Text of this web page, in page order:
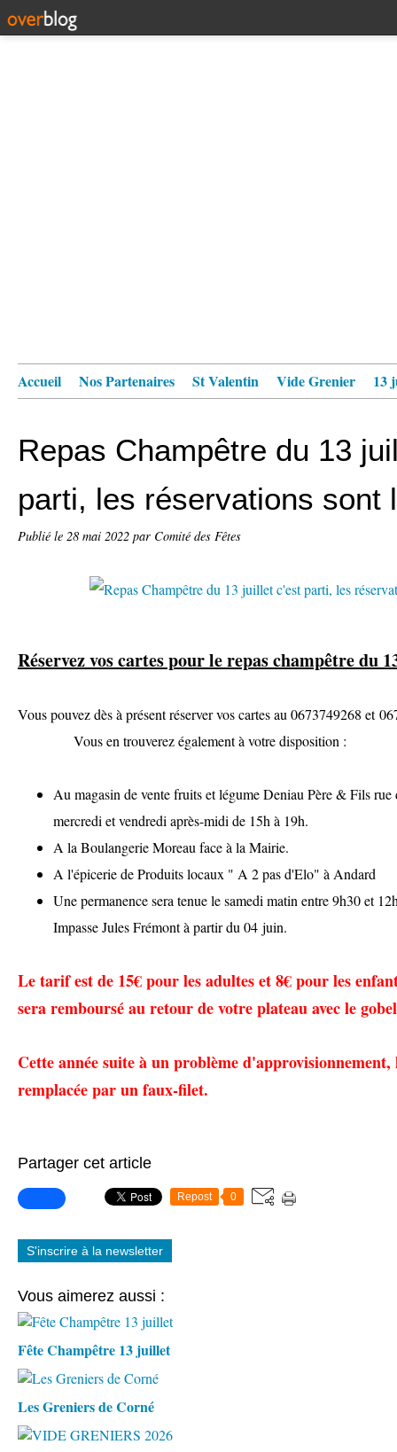
Accueil Nos Partenaires St Valentin Vide Grenier 13
Repas Champêtre du 13
parti, les réservations sont
Publié le 28 mai 2022 par Comité des Fêtes
Réservez vos cartes pour le repas champêtre du
Vous pouvez dès à présent réserver vos cartes au
Vous en trouverez également à votre disposition :
Au magasin de vente fruits et légume Deniau Père & Fils
mercredi et vendredi après-midi de 15h à 19h.
A la Boulangerie Moreau face à la Mairie.
A l'épicerie de Produits locaux " A 2 pas d'Elo" à Andard
Une permanence sera tenue le samedi matin entre 9h30 et
Impasse Jules Frémont à partir du 04 juin.
Le tarif est de 15€ pour les adultes et 8€ pour les
sera remboursé au retour de votre plateau avec le
Cette année suite à un problème
remplacée par un faux-filet.
Partager cet article
Repost 0
S'inscrire à la newsletter
Vous aimerez aussi :
Fête Champêtre 13 juillet
Les Greniers de Corné